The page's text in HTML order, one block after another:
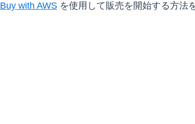
Buy with AWS を使用して販売を開始する方法